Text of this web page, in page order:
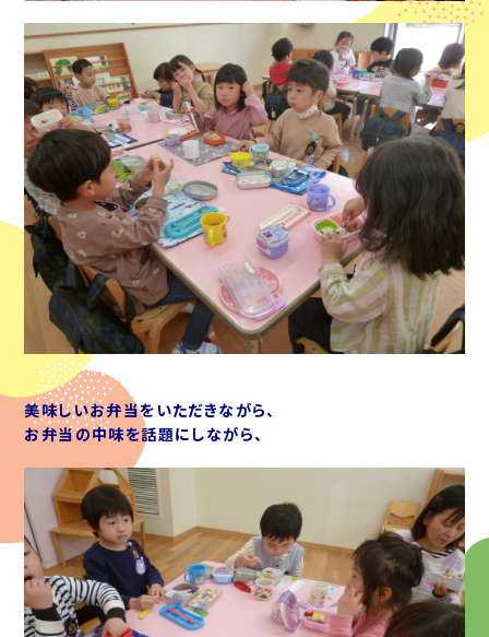
美味しいお弁当をいただきながら、
お弁当の中味を話題にしながら、